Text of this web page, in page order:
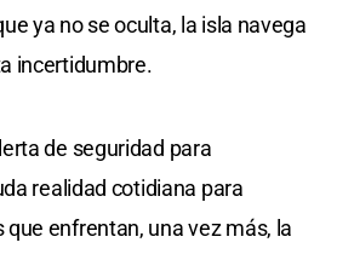
ya no se oculta, la isla navega
incertidumbre.
de seguridad para
realidad cotidiana para
enfrentan, una vez más, la